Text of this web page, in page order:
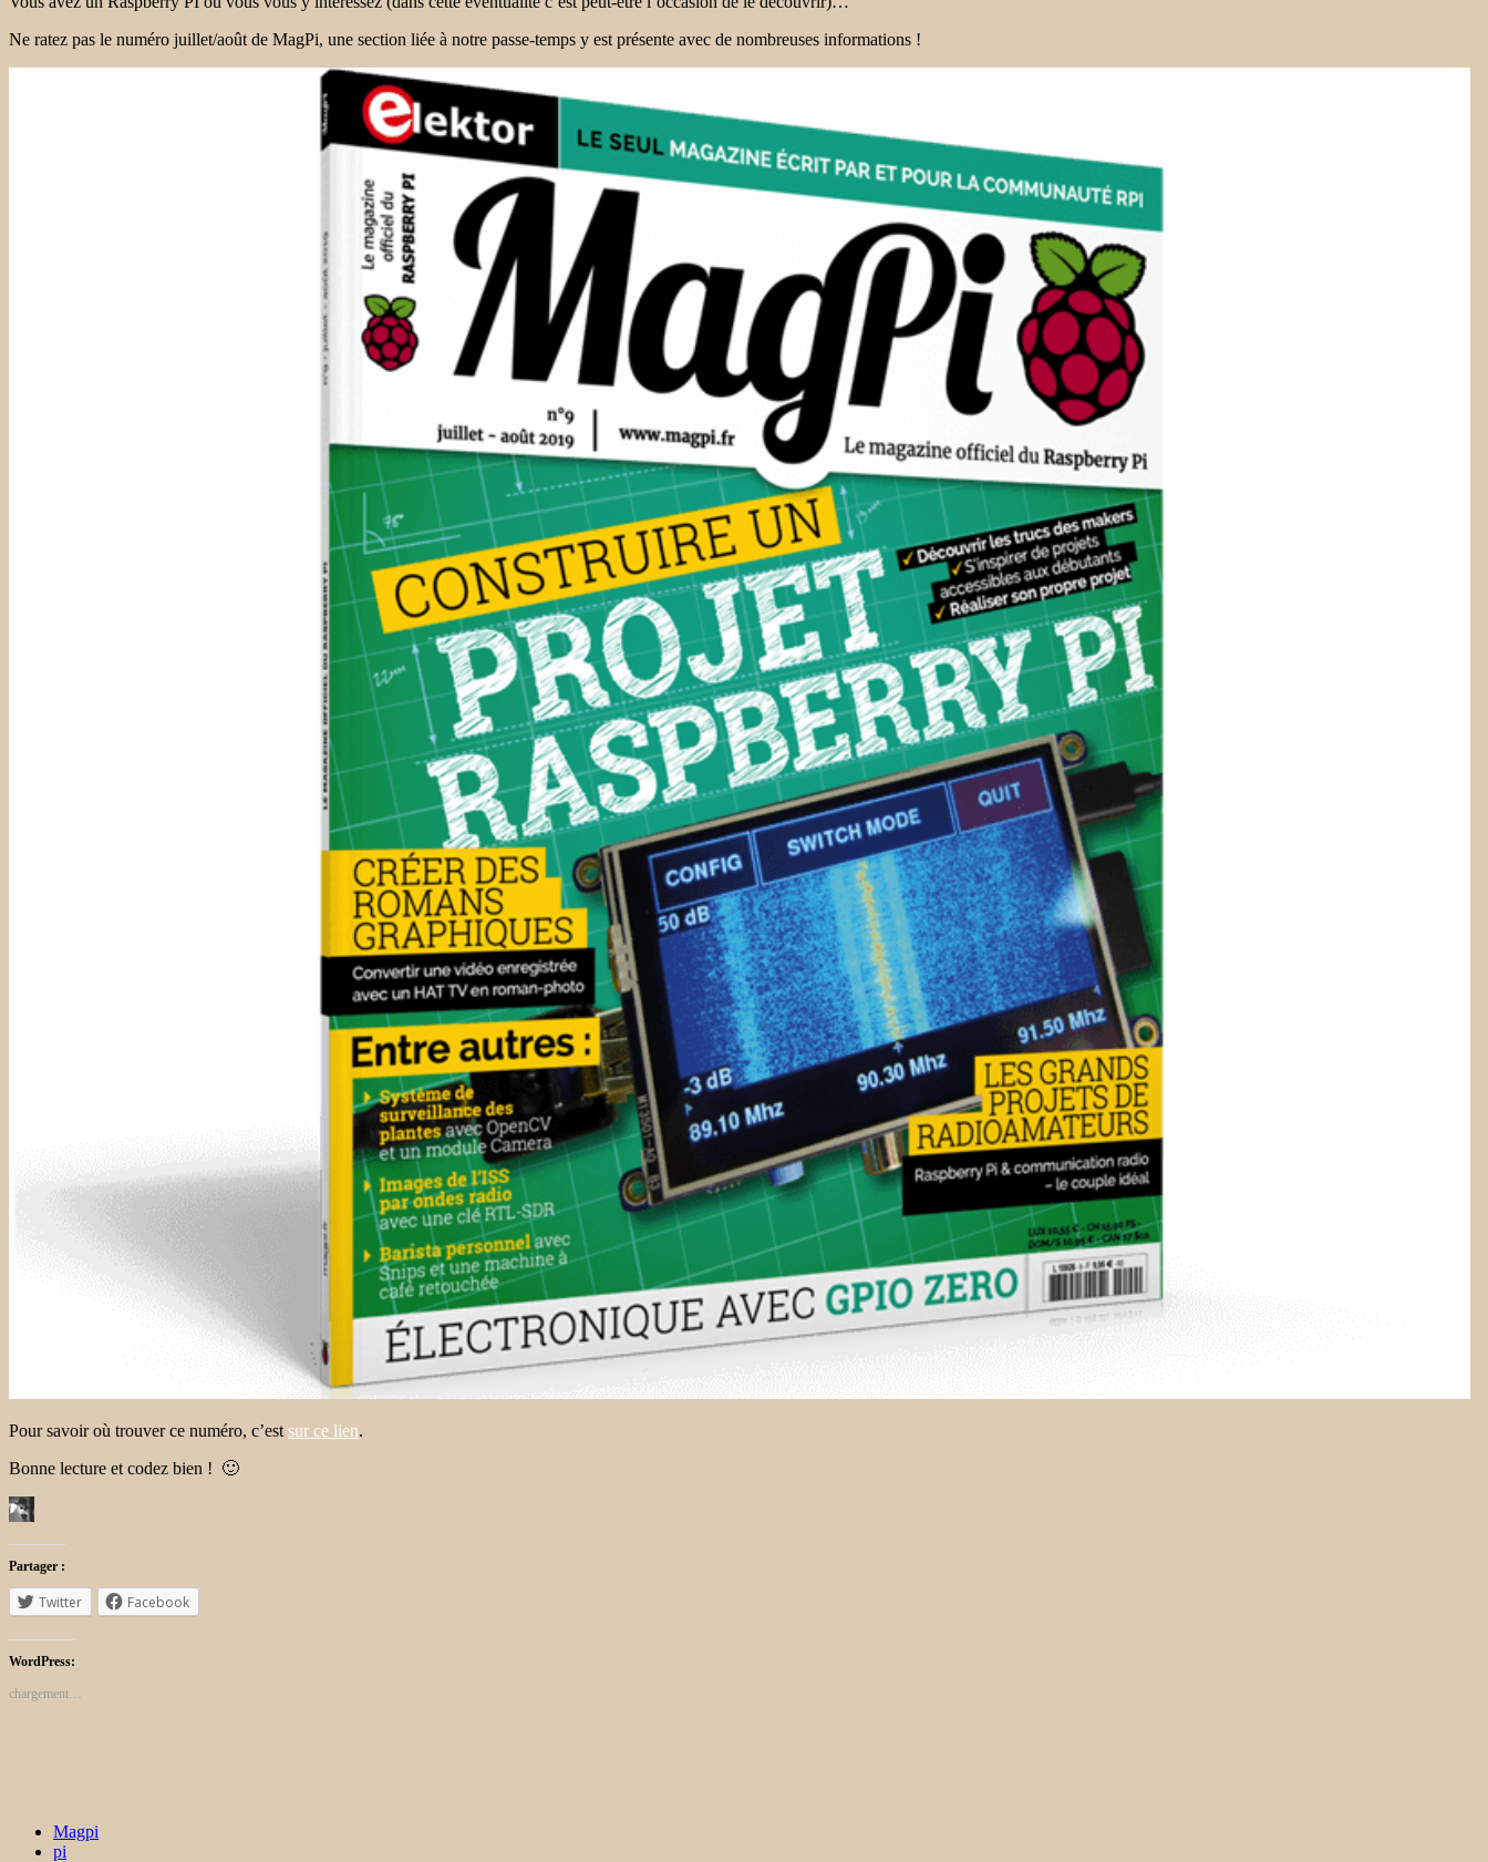
Ne ratez pas le numéro juillet/août de MagPi, une section liée à notre passe-temps y est présente avec de nombreuses informations !
Pour savoir où trouver ce numéro, c’est sur ce lien.
Bonne lecture et codez bien ! 🙂
Partager :
Twitter Facebook
WordPress:
chargement…
Magpi
pi